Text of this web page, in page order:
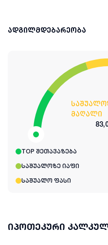
ადგილმდებარეობა
მაღალი
TOP შეთავაზება
საშუალოზე იაფი
საშუალო ფასი
იპოთეკური